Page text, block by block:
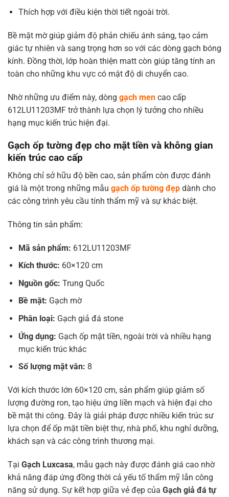
Thích hợp với điều kiện thời tiết ngoài trời.
Bề mặt mờ giúp giảm độ phản chiếu ánh sáng, tạo cảm
giác tự nhiên và sang trọng hơn so với các dòng gạch bóng
kính. Đồng thời, lớp hoàn thiện matt còn giúp tăng tính an
toàn cho những khu vực có mật độ di chuyển cao.
Nhờ những ưu điểm này, dòng gạch men cao cấp
612LU11203MF trở thành lựa chọn lý tưởng cho nhiều
hạng mục kiến trúc hiện đại.
Gạch ốp tường đẹp cho mặt tiền và không gian
kiến trúc cao cấp
Không chỉ sở hữu độ bền cao, sản phẩm còn được đánh
giá là một trong những mẫu gạch ốp tường đẹp dành cho
các công trình yêu cầu tính thẩm mỹ và sự khác biệt.
Thông tin sản phẩm:
Mã sản phẩm: 612LU11203MF
Kích thước: 60×120 cm
Nguồn gốc: Trung Quốc
Bề mặt: Gạch mờ
Phân loại: Gạch giả đá stone
Ứng dụng: Gạch ốp mặt tiền, ngoài trời và nhiều hạng
mục kiến trúc khác
Số lượng mặt vân: 8
Với kích thước lớn 60×120 cm, sản phẩm giúp giảm số
lượng đường ron, tạo hiệu ứng liền mạch và hiện đại cho
bề mặt thi công. Đây là giải pháp được nhiều kiến trúc sư
lựa chọn để ốp mặt tiền biệt thự, nhà phố, khu nghỉ dưỡng,
khách sạn và các công trình thương mại.
Tại Gạch Luxcasa, mẫu gạch này được đánh giá cao nhờ
khả năng đáp ứng đồng thời cả yếu tố thẩm mỹ lẫn công
năng sử dụng. Sự kết hợp giữa vẻ đẹp của Gạch giả đá tự